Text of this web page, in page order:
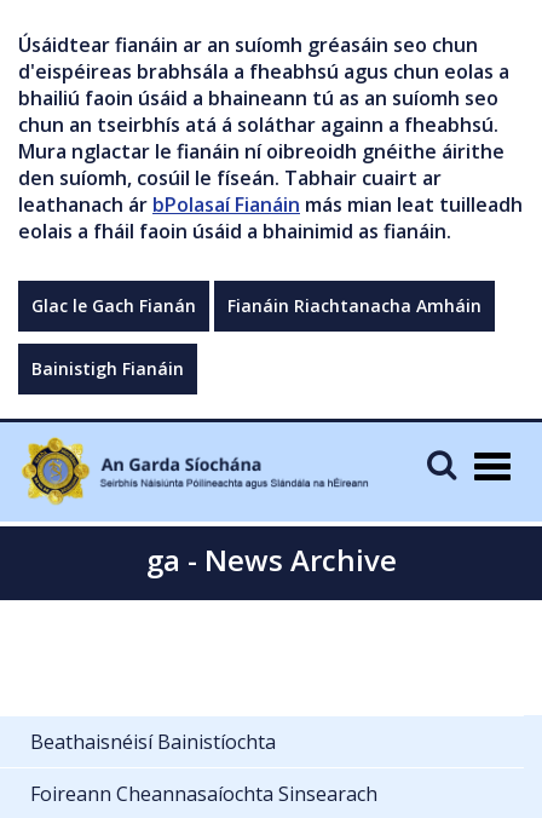
Úsáidtear fianáin ar an suíomh gréasáin seo chun
d'eispéireas brabhsála a fheabhsú agus chun eolas a
bhailiú faoin úsáid a bhaineann tú as an suíomh seo
chun an tseirbhís atá á soláthar againn a fheabhsú.
Mura nglactar le fianáin ní oibreoidh gnéithe áirithe
den suíomh, cosúil le físeán. Tabhair cuairt ar
leathanach ár bPolasaí Fianáin más mian leat tuilleadh
eolais a fháil faoin úsáid a bhainimid as fianáin.
Glac le Gach Fianán Fianáin Riachtanacha Amháin
Bainistigh Fianáin
ga - News Archive
Beathaisnéisí Bainistíochta
Foireann Cheannasaíochta Sinsearach